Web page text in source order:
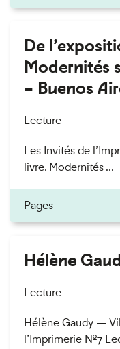
De
Modernités
– Buenos
Lecture
Les Invités de
livre. Modernités ...
Pages
Hélène
Lecture
Hélène Gaudy —
l’Imprimerie n°7